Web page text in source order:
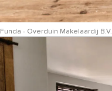
Funda - Overduin Makelaardij B.V.